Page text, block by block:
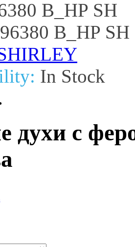
B_HP SH
96380 B_HP SH
In Stock
духи с